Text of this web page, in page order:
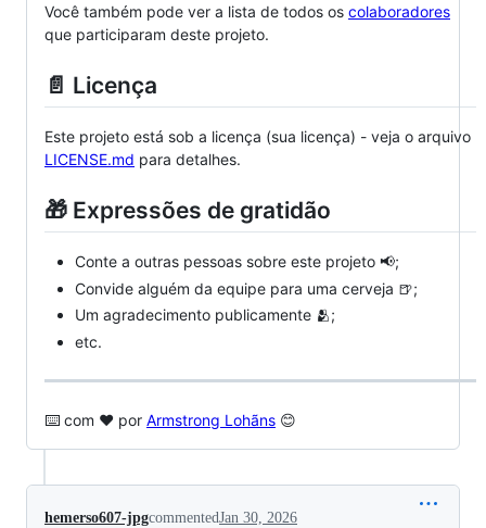
Você também pode ver a lista de todos os colaboradores
que participaram deste projeto.
📄 Licença
Este projeto está sob a licença (sua licença) - veja o arquivo
LICENSE.md para detalhes.
🎁 Expressões de gratidão
Conte a outras pessoas sobre este projeto 📢;
Convide alguém da equipe para uma cerveja 🍺;
Um agradecimento publicamente 🫂;
etc.
⌨️ com ❤️ por Armstrong Lohãns 😊
hemerso607-jpgcommentedJan 30, 2026